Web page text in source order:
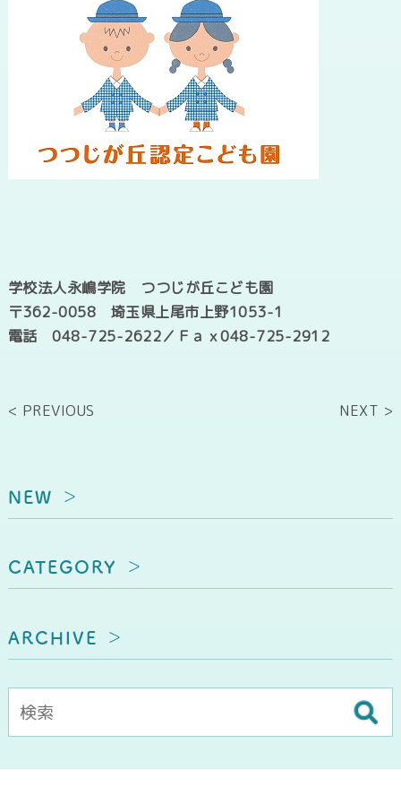
学校法人永嶋学院 つつじが丘こども園
〒362-0058 埼玉県上尾市上野1053-1
電話048-725-2622／Ｆａｘ048-725-2912
< PREVIOUS NEXT >
NEW
CATEGORY
ARCHIVE